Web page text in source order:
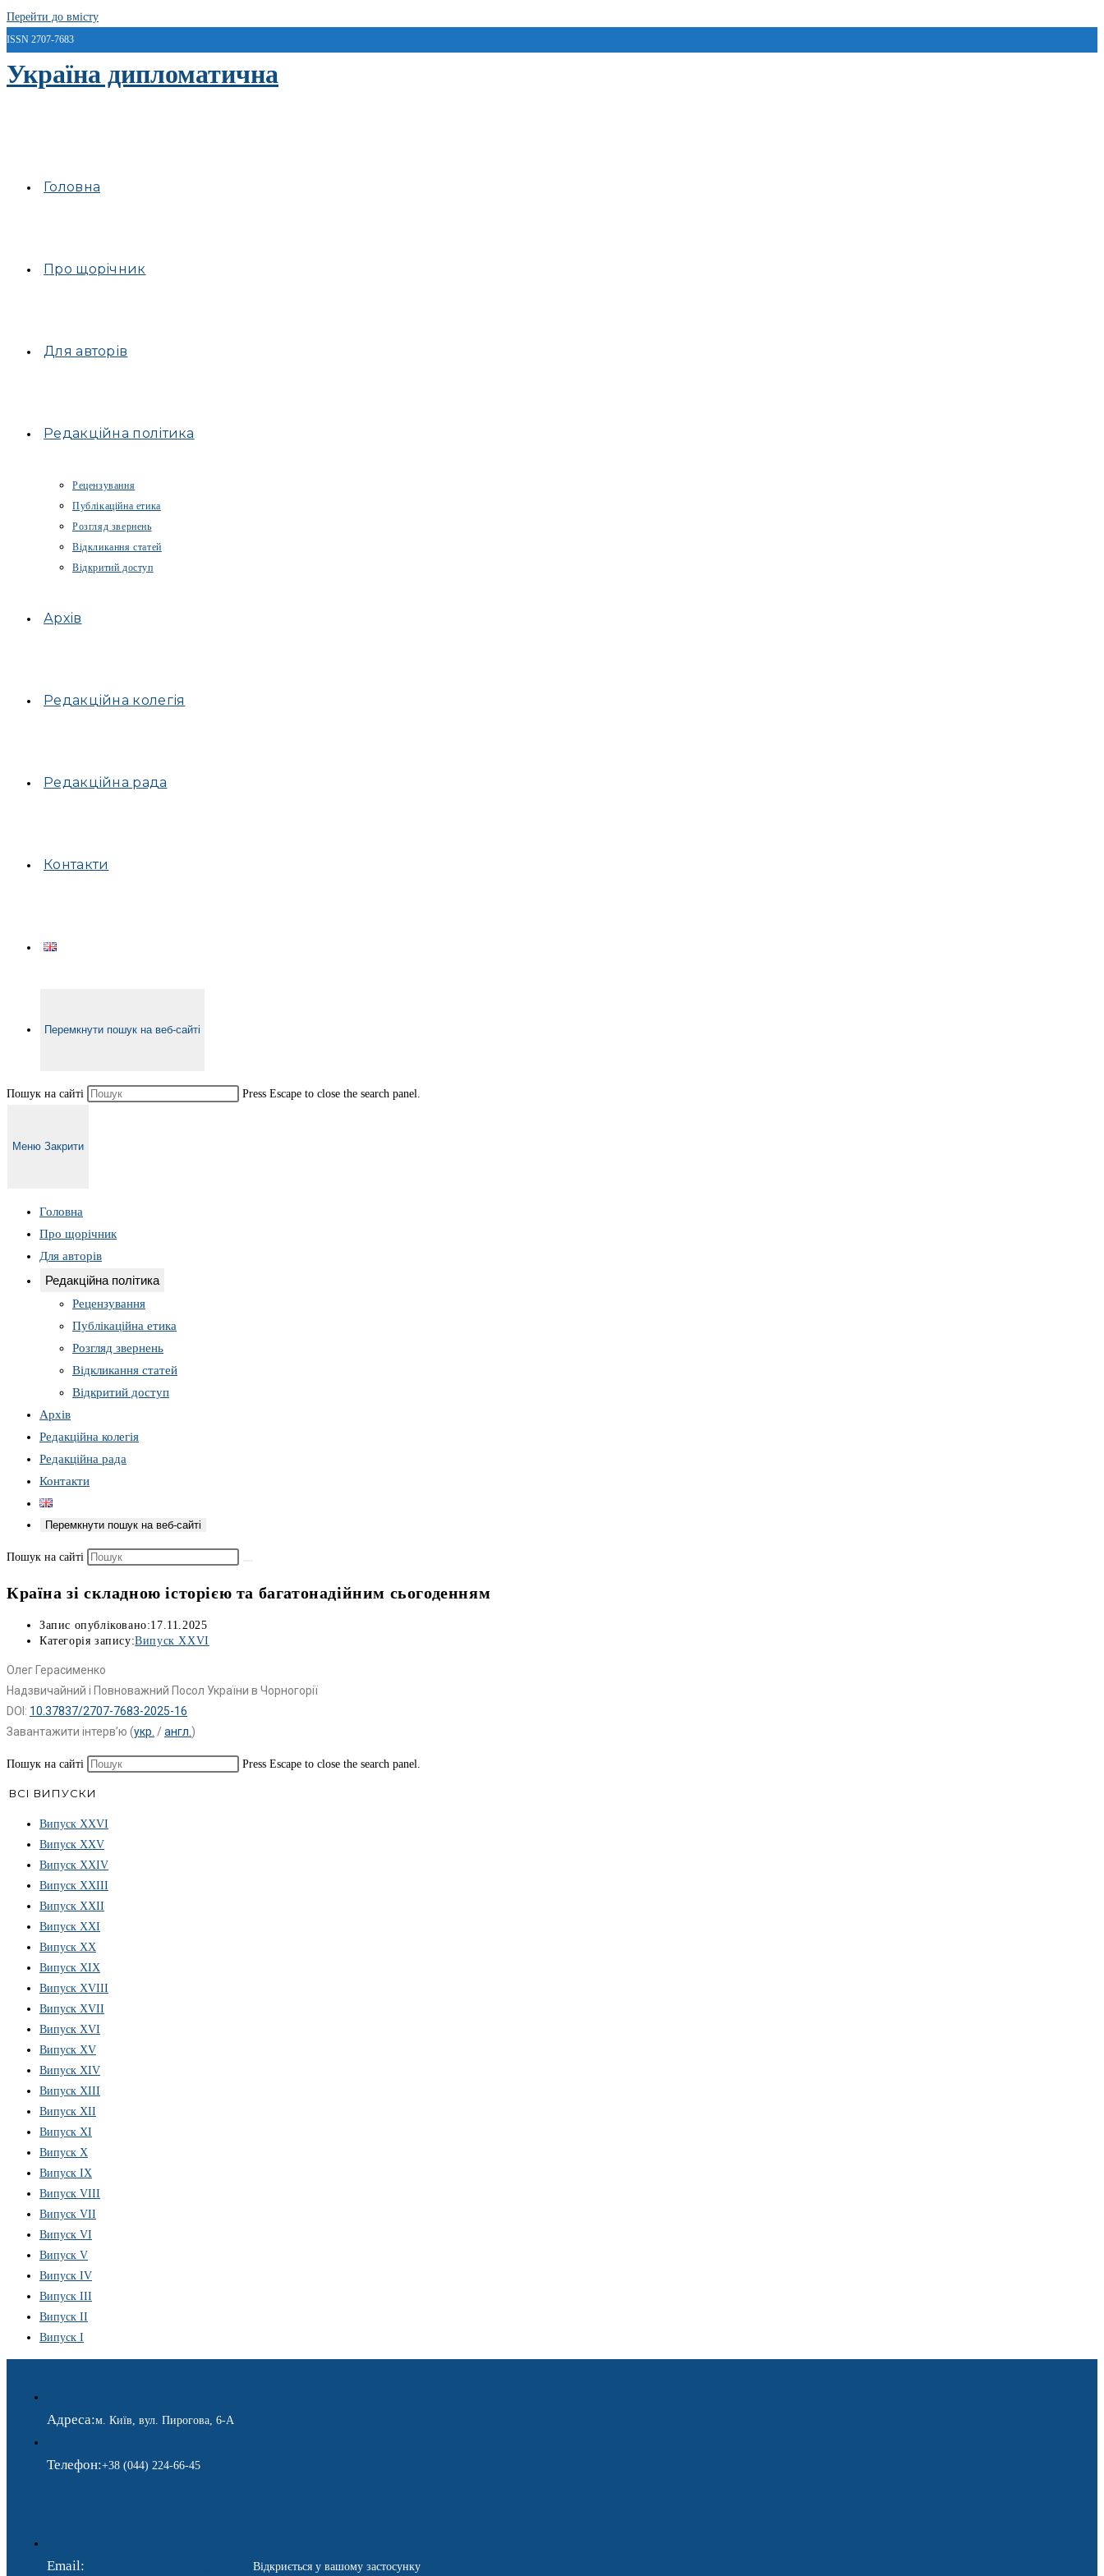
Перейти до вмісту
ISSN 2707-7683
Україна дипломатична
Головна
Про щорічник
Для авторів
Редакційна політика
Рецензування
Публікаційна етика
Розгляд звернень
Відкликання статей
Відкритий доступ
Архів
Редакційна колегія
Редакційна рада
Контакти
Перемкнути пошук на веб-сайті
Пошук на сайті Press Escape to close the search panel.
Меню Закрити
Головна
Про щорічник
Для авторів
Редакційна політика
Рецензування
Публікаційна етика
Розгляд звернень
Відкликання статей
Відкритий доступ
Архів
Редакційна колегія
Редакційна рада
Контакти
Перемкнути пошук на веб-сайті
Пошук на сайті
Країна зі складною історією та багатонадійним сьогоденням
Запис опубліковано:17.11.2025
Категорія запису:Випуск ХХVІ
Олег Герасименко
Надзвичайний і Повноважний Посол України в Чорногорії
DOI: 10.37837/2707-7683-2025-16
Завантажити інтерв’ю (укр. /англ. )
Пошук на сайті Press Escape to close the search panel.
ВСІ ВИПУСКИ
Випуск ХХVІ
Випуск XXV
Випуск XXIV
Випуск XXIII
Випуск XXII
Випуск XXI
Випуск XX
Випуск XIX
Випуск XVIII
Випуск XVII
Випуск XVI
Випуск XV
Випуск XIV
Випуск XIII
Випуск XII
Випуск XI
Випуск X
Випуск IX
Випуск VIII
Випуск VII
Випуск VI
Випуск V
Випуск IV
Випуск III
Випуск II
Випуск I
Адреса:м. Київ, вул. Пирогова, 6-А
Телефон:+38 (044) 224-66-45
Email: Відкриється у вашому застосунку